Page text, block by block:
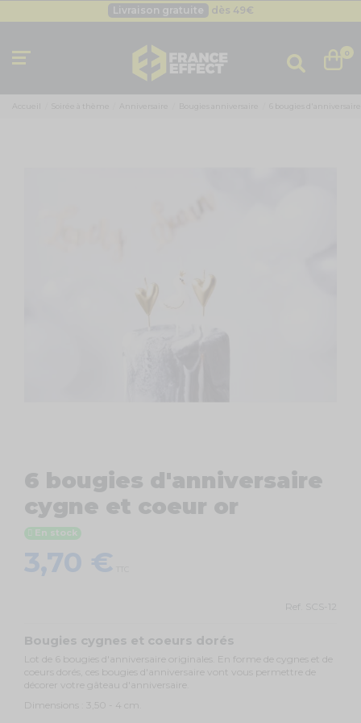
Livraison gratuite dès 49€
Livraison gratuite dès 49 0
Accueil Soirée à thème Anniversaire Bougies anniversaire 6 bougies
6 bougies d'anniversaire
cygne et coeur or
En stock
3,70 €
Ref. SCS-12
Bougies cygnes et coeurs dorés
Lot de 6 bougies d'anniversaire originales. En forme de cygnes et de
coeurs dorés, ces bougies d'anniversaire vont vous permettre de
décorer votre gâteau d'anniversaire.
Dimensions : 3,50 - 4 cm.